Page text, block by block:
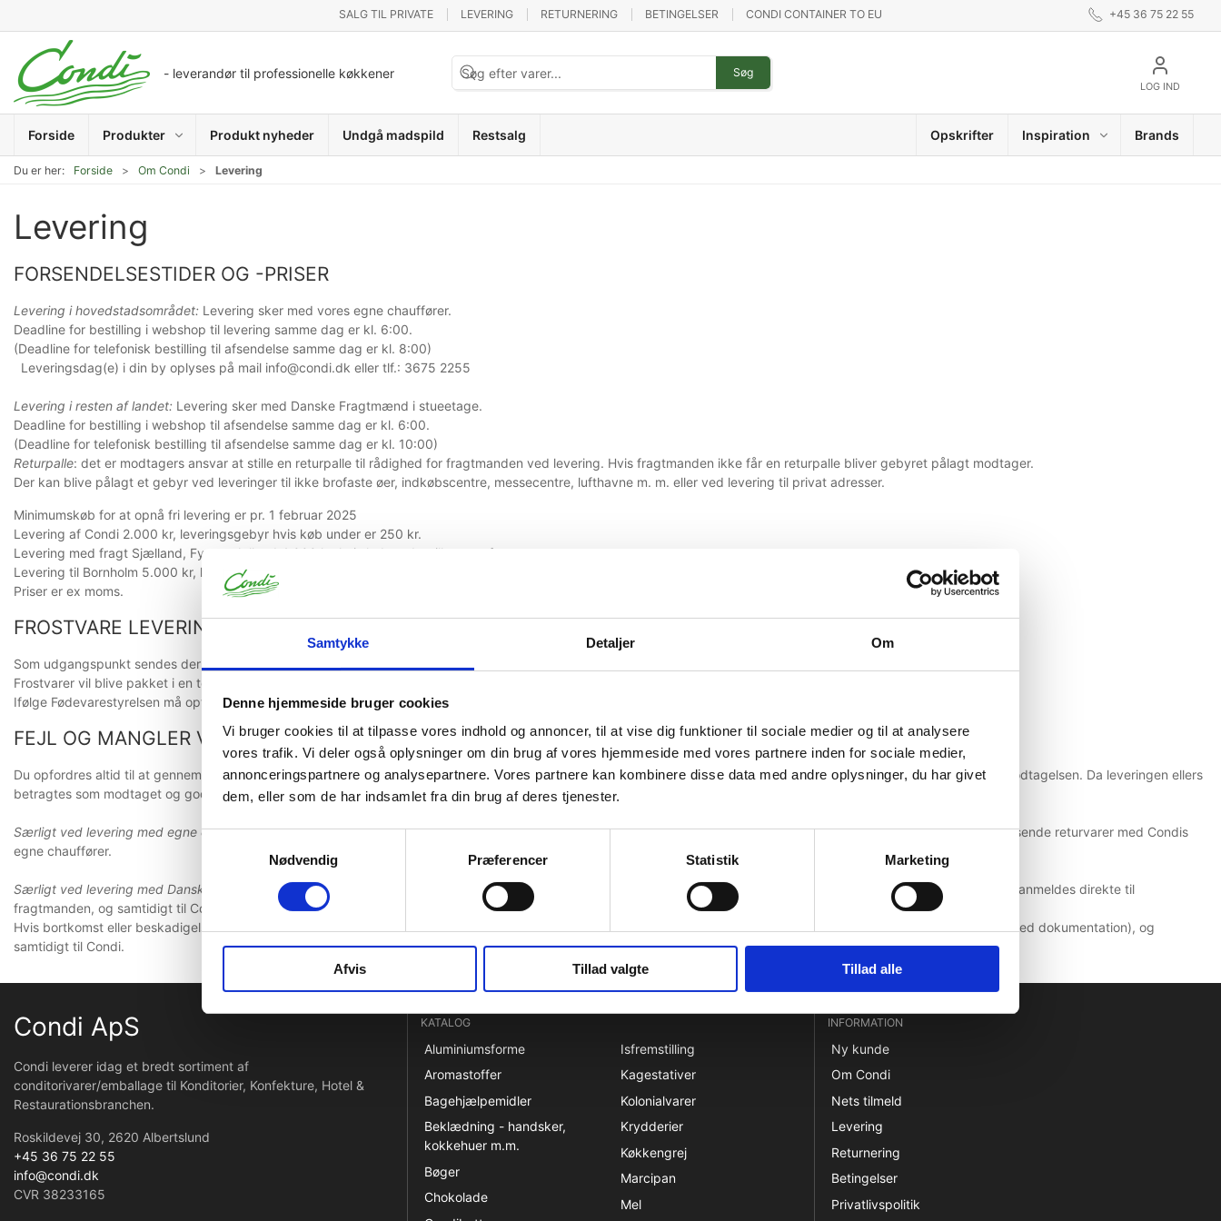
Samtykke Detaljer Om
Denne hjemmeside bruger cookies
Vi bruger cookies til at tilpasse vores indhold og annoncer, til at vise dig funktioner til sociale medier og til at analysere
vores trafik. Vi deler også oplysninger om din brug af vores hjemmeside med vores partnere inden for sociale medier,
annonceringspartnere og analysepartnere. Vores partnere kan kombinere disse data med andre oplysninger, du har givet
dem, eller som de har indsamlet fra din brug af deres tjenester.
Samtykkevalg
Nødvendig
Præferencer Statistik Marketing
Afvis Tillad valgte Tillad alle
SALG TIL PRIVATE LEVERING RETURNERING BETINGELSER CONDI CONTAINER TO EU +45 36 75 22 55
- leverandør til professionelle køkkener Søg
LOG IND
Forside Produkter Produkt nyheder Undgå madspild Restsalg Opskrifter Inspiration Brands
Du er her: Forside Om Condi Levering
Levering
FORSENDELSESTIDER OG -PRISER
Levering i hovedstadsområdet: Levering sker med vores egne chauffører.
Deadline for bestilling i webshop til levering samme dag er kl. 6:00.
(Deadline for telefonisk bestilling til afsendelse samme dag er kl. 8:00)
Leveringsdag(e) i din by oplyses på mail info@condi.dk eller tlf.: 3675 2255
Levering i resten af landet: Levering sker med Danske Fragtmænd i stueetage.
Deadline for bestilling i webshop til afsendelse samme dag er kl. 6:00.
(Deadline for telefonisk bestilling til afsendelse samme dag er kl. 10:00)
Returpalle: det er modtagers ansvar at stille en returpalle til rådighed for fragtmanden ved levering. Hvis fragtmanden ikke får en returpalle bliver gebyret pålagt modtager.
Der kan blive pålagt et gebyr ved leveringer til ikke brofaste øer, indkøbscentre, messecentre, lufthavne m. m. eller ved levering til privat adresser.
Minimumskøb for at opnå fri levering er pr. 1 februar 2025
Levering af Condi 2.000 kr, leveringsgebyr hvis køb under er 250 kr.
Levering med fragt Sjælland, Fyn og Jylland 4.000 kr, hvis køb under tillægges fragten.
Levering til Bornholm 5.000 kr, hvis køb under tillægges fragten.
Priser er ex moms.
FROSTVARE LEVERING
Som udgangspunkt sendes der ikke køle/frostvarer med fragtmand. Bestilles der køle/frostvarer overgår produktansvaret til modtager.
Frostvarer vil blive pakket i en termokasse som bliver faktureret til kunden. Der vil være mulighed for at det er optøet når leveringen sker til modtager.
Ifølge Fødevarestyrelsen må optøede frostvarer ikke genfryses, og vil derfor blive betragtet som kølevarer.
FEJL OG MANGLER VED MODTAGELSE
Du opfordres altid til at gennemgå følgesedler ved levering. Er der opstået fejl eller mangler ved levering, skal der rettes henvendelse til Condi inden for 24 timer efter modtagelsen. Da leveringen ellers
betragtes som modtaget og godkendt.
Særligt ved levering med egne chauffører:Eventuelle fejl og mangler skal rapporteres til chaufføren ved modtagelsen. Ved forudgående aftale er det ligeledes muligt at sende returvarer med Condis
egne chauffører.
Særligt ved levering med Danske Fragtmænd:
Eventuelle indsigelser skal gøres senest ved aflevering, når det drejer sig om bortkomst eller beskadigelse, der er synlige, anmeldes direkte til
fragtmanden, og samtidigt til Condi.
Hvis bortkomst eller beskadigelse ikke er synlig, skal indsigelse ske inden 7 dage, søn- og helligdage ikke medregnet. Dette skal ske skriftligt direkte til fragtmanden (billed dokumentation), og
samtidigt til Condi.
Condi ApS
Condi leverer idag et bredt sortiment af
conditorivarer/emballage til Konditorier, Konfekture, Hotel &
Restaurationsbranchen.
Roskildevej 30, 2620 Albertslund
+45 36 75 22 55
info@condi.dk
CVR 38233165
KATALOG
Aluminiumsforme
Aromastoffer
Bagehjælpemidler
Beklædning - handsker,
kokkehuer m.m.
Bøger
Chokolade
Isfremstilling
Kagestativer
Kolonialvarer
Krydderier
Køkkengrej
Marcipan
Mel
INFORMATION
Ny kunde
Om Condi
Nets tilmeld
Levering
Returnering
Betingelser
Privatlivspolitik